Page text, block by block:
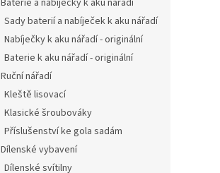
Baterie a nabíječky k aku nářadí
Sady baterií a nabíječek k aku nářadí
Nabíječky k aku nářadí - originální
Baterie k aku nářadí - originální
Ruční nářadí
Kleště lisovací
Klasické šroubováky
Příslušenství ke gola sadám
Dílenské vybavení
Dílenské svítilny